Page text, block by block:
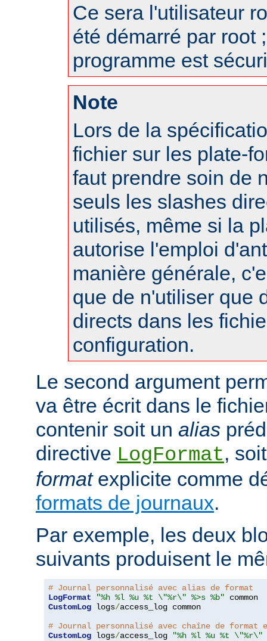
Ce sera l'utilisateur
été démarré par root
programme est
Note
Lors de la
fichier sur les plate-
faut prendre soin de
seuls les slashes
utilisés, même si la
autorise l'emploi
manière générale,
que de n'utiliser que
directs dans les
configuration.
Le second argument
va être écrit dans le
contenir soit un alias
directive LogFormat,
formatexplicite comme
formats de journaux.
Par exemple, les deux
suivants produisent le
# Journal personnalisé avec alias de format
LogFormat
"%h %l %u %t \"%r\" %>s %b"
CustomLog logs/access_log common
# Journal personnalisé avec chaîne de format
CustomLog logs/access_log "%h %l %u %t \"%r\"